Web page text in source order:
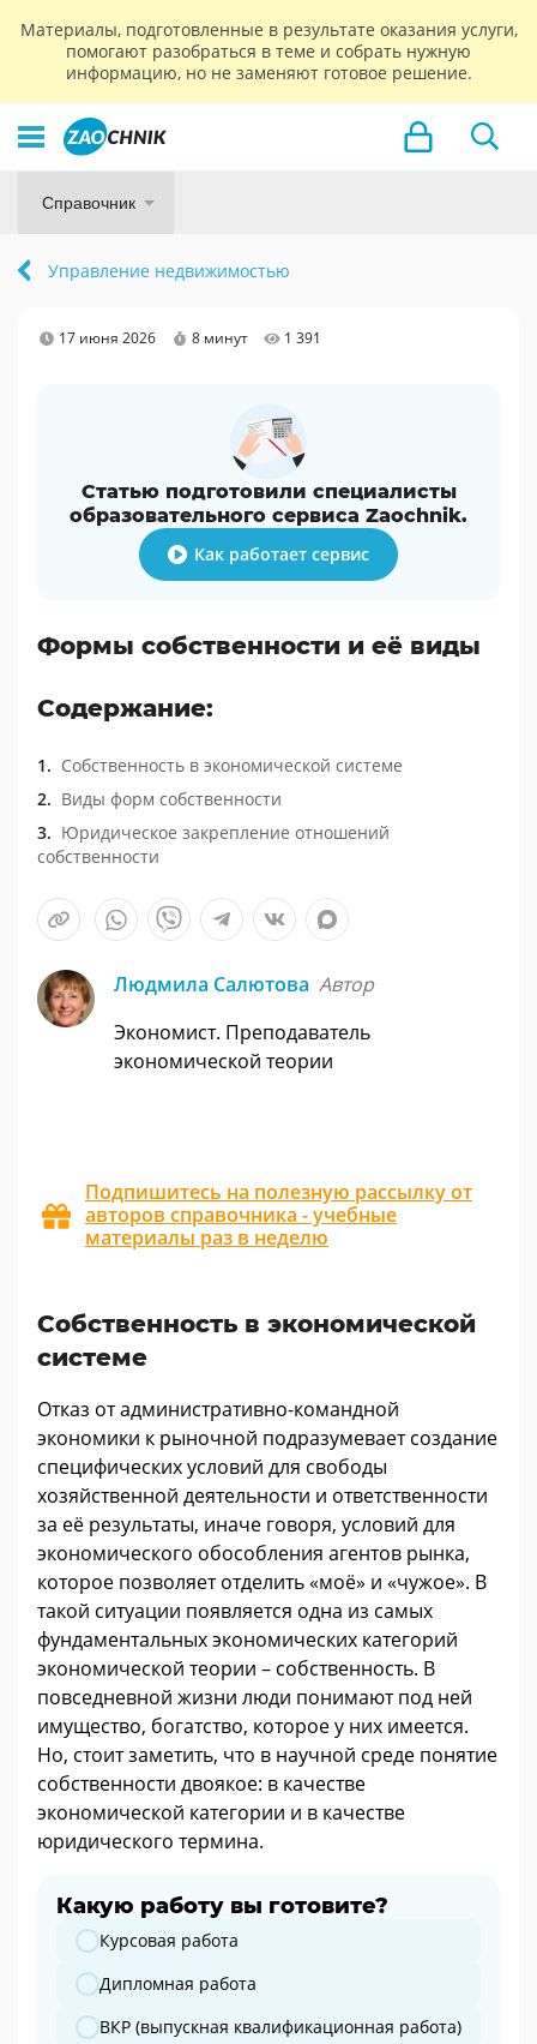
Материалы, подготовленные в результате оказания услуги,
помогают разобраться в теме и собрать нужную
информацию, но не заменяют готовое решение.
Справочник
Управление недвижимостью
17 июня 2026 8 минут 1 391
Статью подготовили специалисты
образовательного сервиса Zaochnik.
Как работает сервис
Формы собственности и её виды
Содержание:
Собственность в экономической системе
Виды форм собственности
Юридическое закрепление отношений
собственности
Людмила Салютова Автор
Экономист. Преподаватель
экономической теории
Подпишитесь на полезную рассылку от
авторов справочника - учебные
материалы раз в неделю
Собственность в экономической
системе
Отказ от административно-командной
экономики к рыночной подразумевает создание
специфических условий для свободы
хозяйственной деятельности и ответственности
за её результаты, иначе говоря, условий для
экономического обособления агентов рынка,
которое позволяет отделить «моё» и «чужое». В
такой ситуации появляется одна из самых
фундаментальных экономических категорий
экономической теории – собственность. В
повседневной жизни люди понимают под ней
имущество, богатство, которое у них имеется.
Но, стоит заметить, что в научной среде понятие
собственности двоякое: в качестве
экономической категории и в качестве
юридического термина.
Какую работу вы готовите?
Какую работу вы готовите?
Курсовая работа
Дипломная работа
ВКР (выпускная квалификационная работа)